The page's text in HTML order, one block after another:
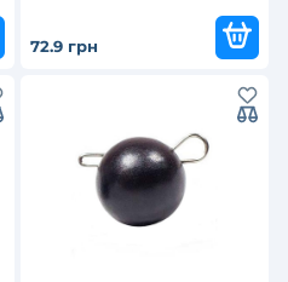
72.9 грн